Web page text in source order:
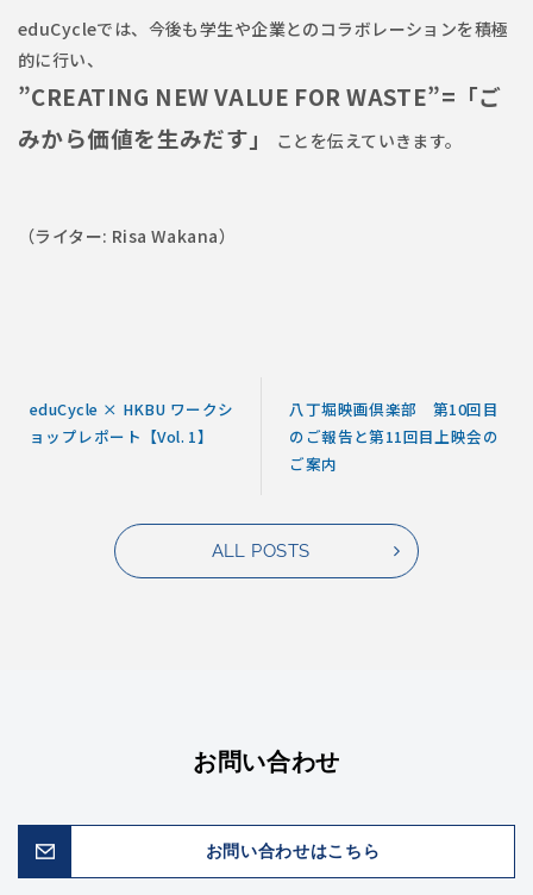
eduCycleでは、今後も学生や企業とのコラボレーションを積極
的に行い、
”CREATING NEW VALUE FOR WASTE”=「ご
みから価値を生みだす」
ことを伝えていきます。
（ライター: Risa Wakana）
eduCycle × HKBU ワークシ
ョップレポート【Vol. 1】
八丁堀映画倶楽部 第10回目
のご報告と第11回目上映会の
ご案内
ALL POSTS
お問い合わせ
お問い合わせはこちら